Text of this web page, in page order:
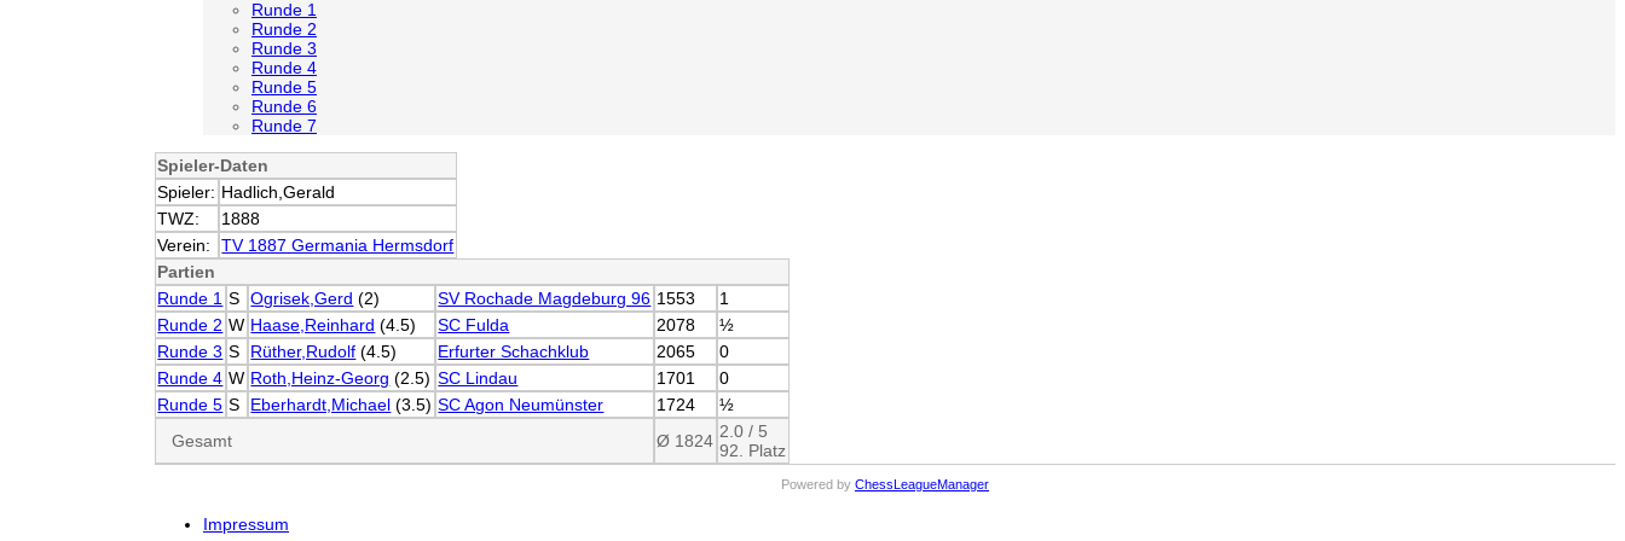
Runde 1
Runde 2
Runde 3
Runde 4
Runde 5
Runde 6
Runde 7
Spieler-Daten
Spieler: Hadlich,Gerald
TWZ:
1888
Verein:
TV 1887 Germania Hermsdorf
Partien
Runde 1 S Ogrisek,Gerd (2) SV Rochade Magdeburg 96 1553
1
Runde 2 W Haase,Reinhard (4.5) SC Fulda 2078
½
Runde 3 S Rüther,Rudolf (4.5) Erfurter Schachklub 2065
0
Runde 4 W Roth,Heinz-Georg (2.5) SC Lindau 1701
0
Runde 5 S Eberhardt,Michael (3.5) SC Agon Neumünster 1724
½
Gesamt
Ø 1824 2.0 / 5
92. Platz
Powered by ChessLeagueManager
Impressum